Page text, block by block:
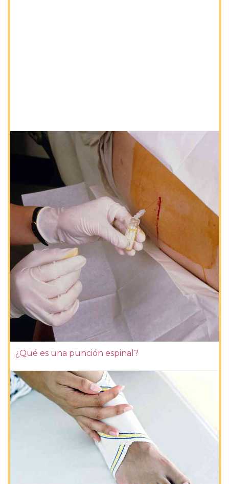
¿Qué es una punción espinal?